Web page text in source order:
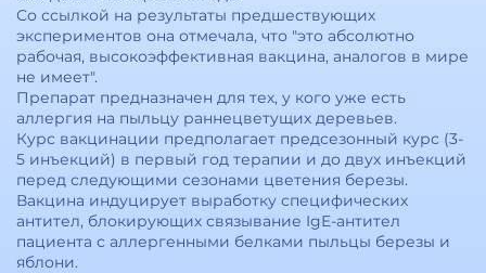
Со ссылкой на результаты предшествующих
экспериментов она отмечала, что "это абсолютно
рабочая, высокоэффективная вакцина, аналогов в мире
не имеет".
Препарат предназначен для тех, у кого уже есть
аллергия на пыльцу раннецветущих деревьев.
Курс вакцинации предполагает предсезонный курс (3-
5 инъекций) в первый год терапии и до двух инъекций
перед следующими сезонами цветения березы.
Вакцина индуцирует выработку специфических
антител, блокирующих связывание IgE-антител
пациента с аллергенными белками пыльцы березы и
яблони.